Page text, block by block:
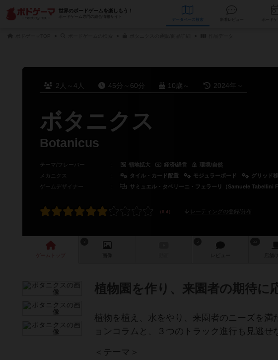
世界のボードゲームを楽しもう！
ボードゲーム専門の総合情報サイト
データベース
2人～4人 45分～60分 10歳～ 2024年～
ボタニクス
Botanicus
テーマ/フレーバー ： 領地拡大 経済/経営
環境/自然
メカニクス
： タイル・カード配置 モジュラーボード グリッド
ゲームデザイナー
： サミュエル・タベリーニ・フェラーリ（Samuele Tabellini
レーティングの登録/分布
ゲーム 画像 レビュー 店舗/
植物園を作り、来園者の期待に
植物を植え、水をやり、来園者のニーズを
ョンコラムと、３つのトラック進行も見逃せ
＜テーマ＞